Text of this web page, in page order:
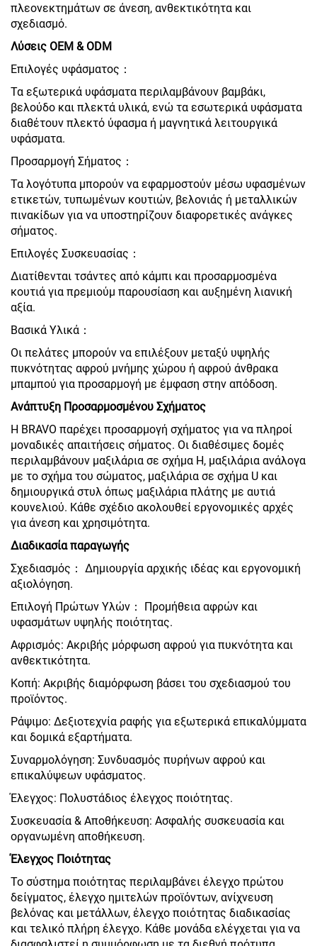
πλεονεκτημάτων σε άνεση, ανθεκτικότητα και
σχεδιασμό.
Λύσεις OEM & ODM
Επιλογές υφάσματος：
Τα εξωτερικά υφάσματα περιλαμβάνουν βαμβάκι,
βελούδο και πλεκτά υλικά, ενώ τα εσωτερικά υφάσματα
διαθέτουν πλεκτό ύφασμα ή μαγνητικά λειτουργικά
υφάσματα.
Προσαρμογή Σήματος：
Τα λογότυπα μπορούν να εφαρμοστούν μέσω υφασμένων
ετικετών, τυπωμένων κουτιών, βελονιάς ή μεταλλικών
πινακίδων για να υποστηρίζουν διαφορετικές ανάγκες
σήματος.
Επιλογές Συσκευασίας：
Διατίθενται τσάντες από κάμπι και προσαρμοσμένα
κουτιά για πρεμιούμ παρουσίαση και αυξημένη λιανική
αξία.
Βασικά Υλικά：
Οι πελάτες μπορούν να επιλέξουν μεταξύ υψηλής
πυκνότητας αφρού μνήμης χώρου ή αφρού άνθρακα
μπαμπού για προσαρμογή με έμφαση στην απόδοση.
Ανάπτυξη Προσαρμοσμένου Σχήματος
Η BRAVO παρέχει προσαρμογή σχήματος για να πληροί
μοναδικές απαιτήσεις σήματος. Οι διαθέσιμες δομές
περιλαμβάνουν μαξιλάρια σε σχήμα H, μαξιλάρια ανάλογα
με το σχήμα του σώματος, μαξιλάρια σε σχήμα U και
δημιουργικά στυλ όπως μαξιλάρια πλάτης με αυτιά
κουνελιού. Κάθε σχέδιο ακολουθεί εργονομικές αρχές
για άνεση και χρησιμότητα.
Διαδικασία παραγωγής
Σχεδιασμός： Δημιουργία αρχικής ιδέας και εργονομική
αξιολόγηση.
Επιλογή Πρώτων Υλών： Προμήθεια αφρών και
υφασμάτων υψηλής ποιότητας.
Αφρισμός: Ακριβής μόρφωση αφρού για πυκνότητα και
ανθεκτικότητα.
Κοπή: Ακριβής διαμόρφωση βάσει του σχεδιασμού του
προϊόντος.
Ράψιμο: Δεξιοτεχνία ραφής για εξωτερικά επικαλύμματα
και δομικά εξαρτήματα.
Συναρμολόγηση: Συνδυασμός πυρήνων αφρού και
επικαλύψεων υφάσματος.
Έλεγχος: Πολυστάδιος έλεγχος ποιότητας.
Συσκευασία & Αποθήκευση: Ασφαλής συσκευασία και
οργανωμένη αποθήκευση.
Έλεγχος Ποιότητας
Το σύστημα ποιότητας περιλαμβάνει έλεγχο πρώτου
δείγματος, έλεγχο ημιτελών προϊόντων, ανίχνευση
βελόνας και μετάλλων, έλεγχο ποιότητας διαδικασίας
και τελικό πλήρη έλεγχο. Κάθε μονάδα ελέγχεται για να